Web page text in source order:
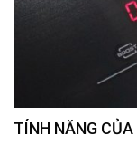
TÍNH NĂNG CỦA